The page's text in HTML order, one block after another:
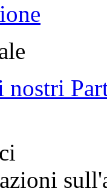
nostri